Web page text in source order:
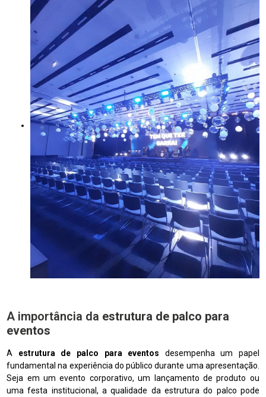
A importância da estrutura de palco para
eventos
A estrutura de palco para eventos desempenha um papel
fundamental na experiência do público durante uma apresentação.
Seja em um evento corporativo, um lançamento de produto ou
uma festa institucional, a qualidade da estrutura do palco pode